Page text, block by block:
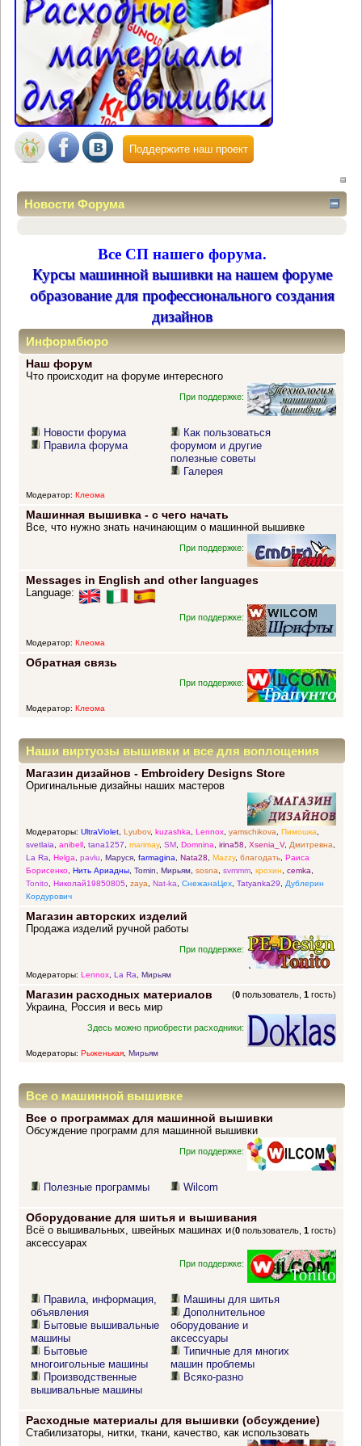
Поддержите наш проект
Новости Форума
Все СП нашего форума.
Курсы машинной вышивки на нашем форуме
образование для профессионального создания
дизайнов
Информбюро
Наш форум
Что происходит на форуме интересного
При поддержке:
Новости форума
Правила форума
Как пользоваться
форумом и другие
полезные советы
Галерея
Модератор: Клеома
Машинная вышивка - с чего начать
Все, что нужно знать начинающим о машинной вышивке
При поддержке:
Messages in English and other languages
Language:
При поддержке:
Модератор: Клеома
Обратная связь
При поддержке:
Модератор: Клеома
Наши виртуозы вышивки и все для воплощения
прекрасных идей
Магазин дизайнов - Embroidery Designs Store
Оригинальные дизайны наших мастеров
Модераторы: UltraViolet, Lyubov, kuzashka, Lennox, yamschikova, Пимошка,
svetlaia, anibell, tana1257, marimay, SM, Domnina, irina58, Xsenia_V, Дмитревна,
La Ra, Helga, pavlu, Маруся, farmagina, Nata28, Mazzy, благодать, Раиса
Борисенко, Нить Ариадны, Tomin, Мирьям, sosna, svmmm, крохин, cemka,
Tonito, Николай19850805, zaya, Nat-ka, СнежанаЦех, Tatyanka29, Дублерин
Кордурович
Магазин авторских изделий
Продажа изделий ручной работы
При поддержке:
Модераторы: Lennox, La Ra, Мирьям
Магазин расходных материалов (0 пользователь,1 гость)
Украина, Россия и весь мир
Здесь можно приобрести расходники:
Модераторы: Рыженькая, Мирьям
Все о машинной вышивке
Все о программах для машинной вышивки
Обсуждение программ для машинной вышивки
При поддержке:
Полезные программы Wilcom
Оборудование для шитья и вышивания
(0 пользователь,1 гость)
Всё о вышивальных, швейных машинах и
аксессуарах
При поддержке:
Правила, информация,
объявления
Бытовые вышивальные
машины
Бытовые
многоигольные машины
Производственные
вышивальные машины
Машины для шитья
Дополнительное
оборудование и
аксессуары
Типичные для многих
машин проблемы
Всяко-разно
Расходные материалы для вышивки (обсуждение)
Стабилизаторы, нитки, ткани, качество, как использовать